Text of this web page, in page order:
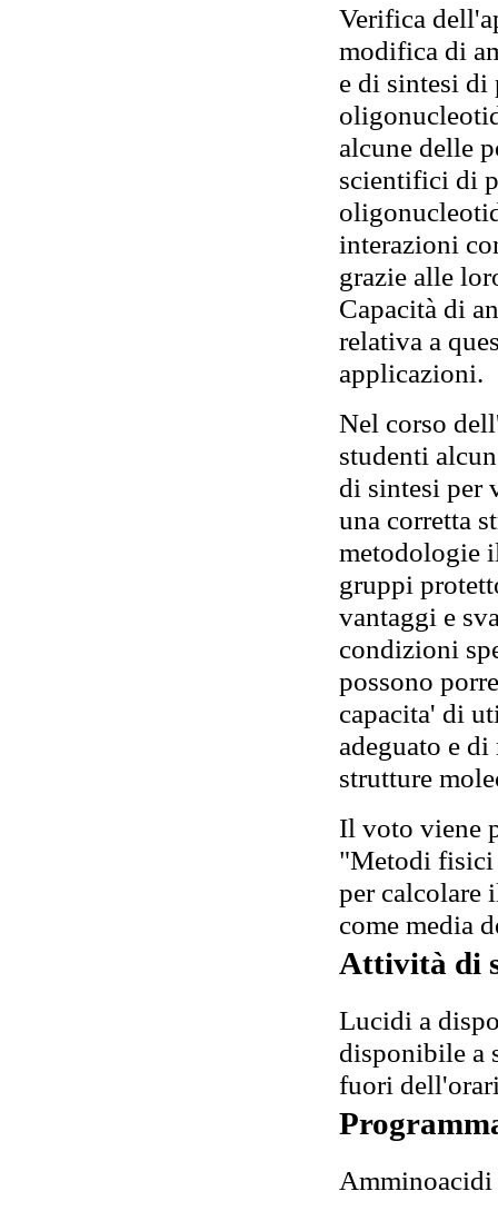
Verifica
modifica di
e di sintesi
alcune delle
scientifici di
interazioni
grazie alle
Capacità di
relativa a
applicazioni.
Nel corso
studenti
di sintesi per
una corretta
metodologie
gruppi
vantaggi e
condizioni
possono
capacita' di
adeguato e di
strutture
Il voto viene
"Metodi fisici
per calcolare
come media
Attività di
Lucidi a
disponibile a
fuori